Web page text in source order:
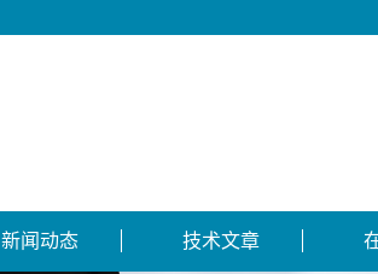
新闻动态 技术文章